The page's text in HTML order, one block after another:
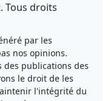
Tous droits
par les
nos opinions.
des publications des
le droit de les
l'intégrité du